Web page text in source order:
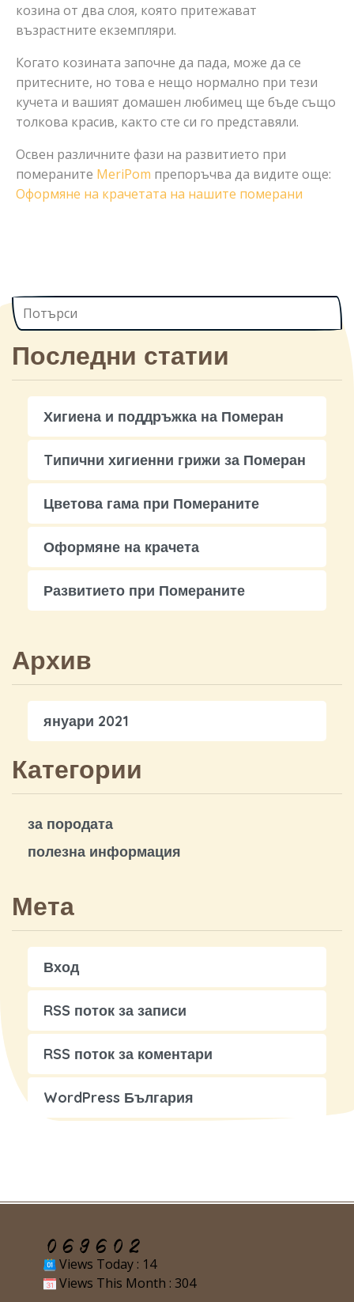
козина от два слоя, която притежават
възрастните екземпляри.
Когато козината започне да пада, може да се
притесните, но това е нещо нормално при тези
кучета и вашият домашен любимец ще бъде също
толкова красив, както сте си го представяли.
Освен различните фази на развитието при
помераните MeriPom препоръчва да видите още:
Оформяне на крачетата на нашите померани
Последни статии
Хигиена и поддръжка на Померан
Tипични хигиенни грижи за Померан
Цветова гама при Помераните
Оформяне на крачета
Развитието при Помераните
Архив
януари 2021
Категории
за породата
полезна информация
Мета
Вход
RSS поток за записи
RSS поток за коментари
WordPress България
Views Today : 14
Views This Month : 304